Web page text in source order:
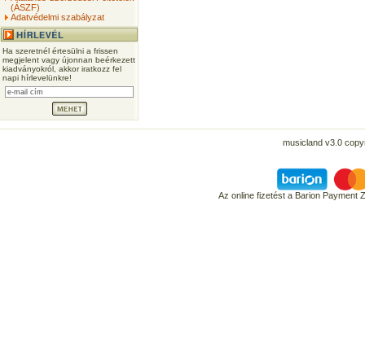
(ÁSZF)
Adatvédelmi szabályzat
Ha szeretnél értesülni a frissen
megjelent vagy újonnan beérkezett
kiadványokról, akkor iratkozz fel
napi hírlevelünkre!
musicland v3.0
Az online fizetést a Barion Payment